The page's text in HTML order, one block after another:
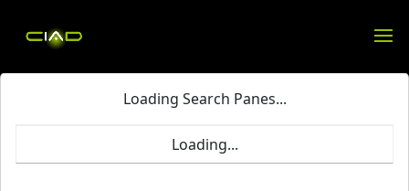
Loading Search Panes...
Loading...